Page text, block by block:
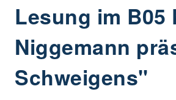
Lesung im B05
Niggemann
Schweigens"